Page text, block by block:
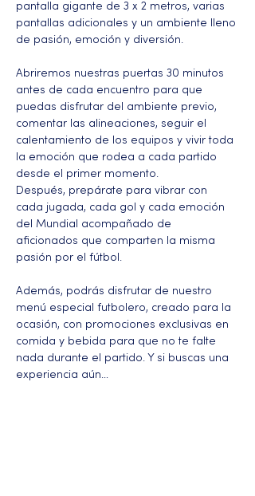
pantalla gigante de 3 x 2 metros, varias
pantallas adicionales y un ambiente lleno
de pasión, emoción y diversión.
Abriremos nuestras puertas 30 minutos
antes de cada encuentro para que
puedas disfrutar del ambiente previo,
comentar las alineaciones, seguir el
calentamiento de los equipos y vivir toda
la emoción que rodea a cada partido
desde el primer momento.
Después, prepárate para vibrar con
cada jugada, cada gol y cada emoción
del Mundial acompañado de
aficionados que comparten la misma
pasión por el fútbol.
Además, podrás disfrutar de nuestro
menú especial futbolero, creado para la
ocasión, con promociones exclusivas en
comida y bebida para que no te falte
nada durante el partido. Y si buscas una
experiencia aún…